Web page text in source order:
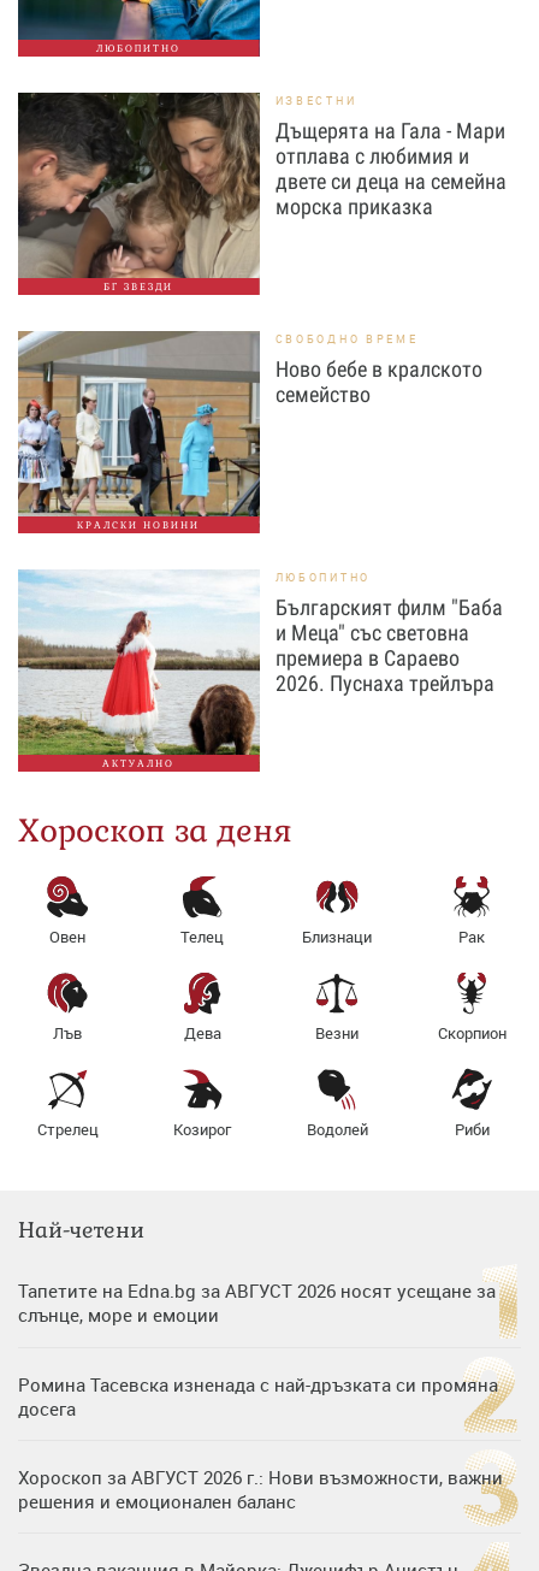
ЛЮБОПИТНО
БГ ЗВЕЗДИ
ИЗВЕСТНИ
Дъщерята на Гала - Мари
отплава с любимия и
двете си деца на семейна
морска приказка
КРАЛСКИ НОВИНИ
СВОБОДНО ВРЕМЕ
Ново бебе в кралското
семейство
АКТУАЛНО
ЛЮБОПИТНО
Българският филм "Баба
и Меца" със световна
премиера в Сараево
2026. Пуснаха трейлъра
Хороскоп за деня
Овен Телец Близнаци Рак
Лъв Дева Везни Скорпион
Стрелец Козирог Водолей Риби
Най-четени
Тапетите на Edna.bg за АВГУСТ 2026 носят усещане за
слънце, море и емоции
Ромина Тасевска изненада с най-дръзката си промяна
досега
Хороскоп за АВГУСТ 2026 г.: Нови възможности, важни
решения и емоционален баланс